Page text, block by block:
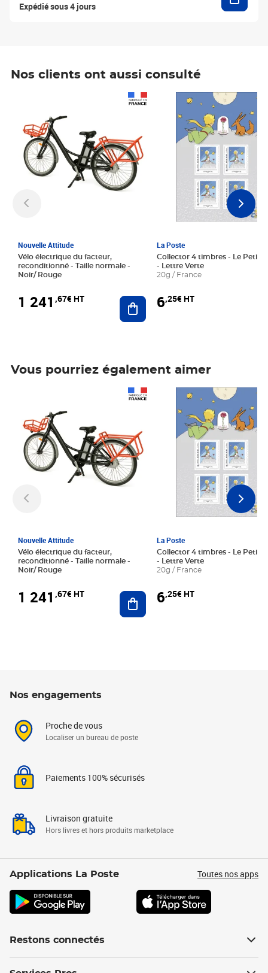
Expédié sous 4 jours
Nos clients ont aussi consulté
Nouvelle Attitude
Vélo électrique du facteur,
reconditionné - Taille normale -
Noir/ Rouge
1 241 ,67€ HT Ajouter au panier
La Poste
Collector 4 timbres - Le Petit
- Lettre Verte
20g / France
6,25€ HT
Prix 6,25€ HT
Vous pourriez également aimer
Nouvelle Attitude
Vélo électrique du facteur,
reconditionné - Taille normale -
Noir/ Rouge
1 241 ,67€ HT Ajouter au panier
La Poste
Collector 4 timbres - Le Petit
- Lettre Verte
20g / France
6,25€ HT
Prix 6,25€ HT
Nos engagements
Proche de vous
Localiser un bureau de poste
Paiements 100% sécurisés
Livraison gratuite
Hors livres et hors produits marketplace
Applications La Poste Toutes nos apps
Restons connectés